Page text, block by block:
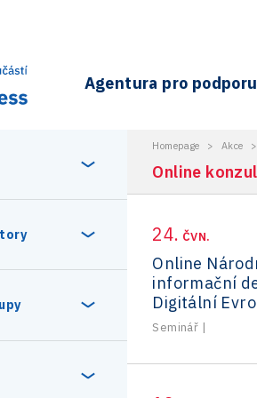
Agentura pro
projektů
dotace
Homepage > Akce >
Online
24. ČVN.
Online
informační
Digitální
Seminář |